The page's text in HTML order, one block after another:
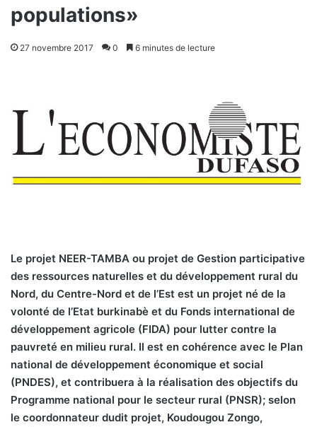
populations»
27 novembre 2017 0 6 minutes de lecture
Le projet NEER-TAMBA ou projet de Gestion participative
des ressources naturelles et du développement rural du
Nord, du Centre-Nord et de l’Est est un projet né de la
volonté de l’Etat burkinabè et du Fonds international de
développement agricole (FIDA) pour lutter contre la
pauvreté en milieu rural. Il est en cohérence avec le Plan
national de développement économique et social
(PNDES), et contribuera à la réalisation des objectifs du
Programme national pour le secteur rural (PNSR); selon
le coordonnateur dudit projet, Koudougou Zongo,